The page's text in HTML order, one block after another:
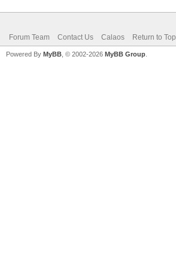
Forum Team Contact Us Calaos Return to Top
Powered By MyBB , © 2002-2026 MyBB Group